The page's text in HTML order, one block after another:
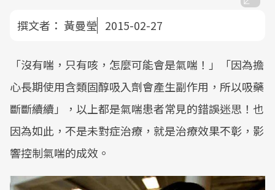
撰文者： 黃曼瑩 2015-02-27
「沒有喘，只有咳，怎麼可能會是氣喘！」「因為擔
心長期使用含類固醇吸入劑會產生副作用，所以吸藥
斷斷續續」，以上都是氣喘患者常見的錯誤迷思！也
因為如此，不是未對症治療，就是治療效果不彰，影
響控制氣喘的成效。